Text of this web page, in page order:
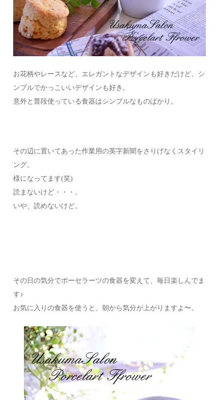
お花柄やレースなど、エレガントなデザインも好きだけど、シ
ンプルでかっこいいデザインも好き。
意外と普段使っている食器はシンプルなものばかり。
その辺に置いてあった作業用の英字新聞をさりげなくスタイリ
ング。
様になってます(笑)
読まないけど・・・。
いや、読めないけど。
その日の気分でポーセラーツの食器を変えて、毎日楽しんでま
す♪
お気に入りの食器を使うと、朝から気分が上がりますよ〜。